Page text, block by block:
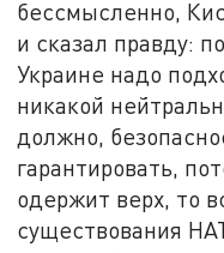
бессмысленно,
и сказал правду:
Украине надо
никакой
должно,
гарантировать,
одержит верх, то
существования